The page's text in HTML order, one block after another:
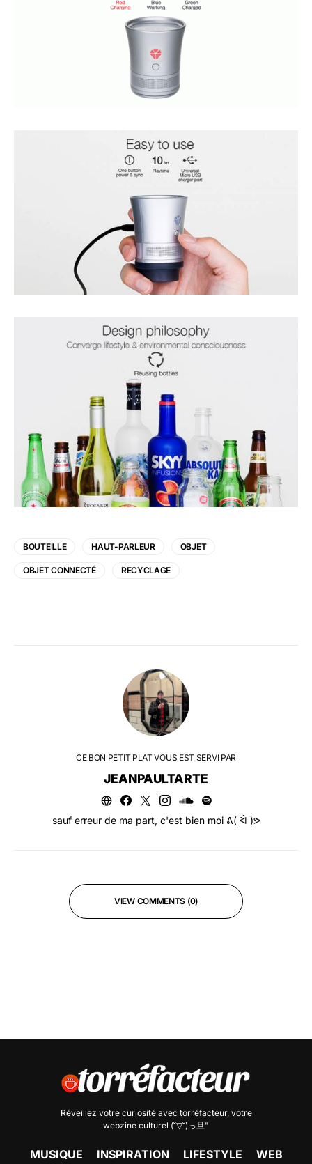
BOUTEILLE HAUT-PARLEUR OBJET
OBJET CONNECTÉ RECYCLAGE
CE BON PETIT PLAT VOUS EST SERVI PAR
JEANPAULTARTE
sauf erreur de ma part, c'est bien moi ᕕ( ᐛ )ᕗ
VIEW COMMENTS (0)
Réveillez votre curiosité avec torréfacteur, votre
webzine culturel (˘▽˘)っ旦"
MUSIQUE INSPIRATION LIFESTYLE WEB